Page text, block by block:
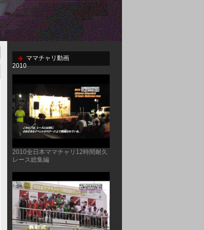
ママチャリ動画
2010
2010全日本ママチャリ12時間耐久
レース総集編